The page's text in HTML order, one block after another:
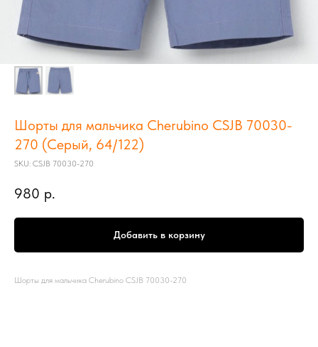
Шорты для мальчика Cherubino CSJB 70030-
270 (Серый, 64/122)
SKU: CSJB 70030-270
980 р.
Добавить в корзину
Шорты для мальчика Cherubino CSJB 70030-270